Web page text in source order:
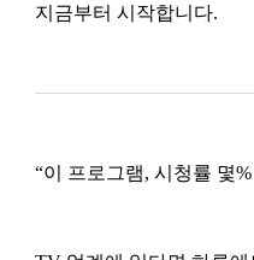
지금부터 시작합니다.
“이 프로그램, 시청률 몇